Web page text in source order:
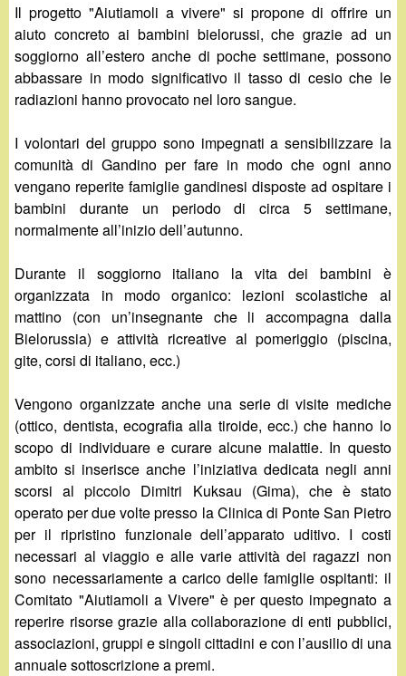
Il progetto "Aiutiamoli a vivere" si propone di offrire un
aiuto concreto ai bambini bielorussi, che grazie ad un
soggiorno all’estero anche di poche settimane, possono
abbassare in modo significativo il tasso di cesio che le
radiazioni hanno provocato nel loro sangue.
I volontari del gruppo sono impegnati a sensibilizzare la
comunità di Gandino per fare in modo che ogni anno
vengano reperite famiglie gandinesi disposte ad ospitare i
bambini durante un periodo di circa 5 settimane,
normalmente all’inizio dell’autunno.
Durante il soggiorno italiano la vita dei bambini è
organizzata in modo organico: lezioni scolastiche al
mattino (con un’insegnante che li accompagna dalla
Bielorussia) e attività ricreative al pomeriggio (piscina,
gite, corsi di italiano, ecc.)
Vengono organizzate anche una serie di visite mediche
(ottico, dentista, ecografia alla tiroide, ecc.) che hanno lo
scopo di individuare e curare alcune malattie. In questo
ambito si inserisce anche l’iniziativa dedicata negli anni
scorsi al piccolo Dimitri Kuksau (Gima), che è stato
operato per due volte presso la Clinica di Ponte San Pietro
per il ripristino funzionale dell’apparato uditivo. I costi
necessari al viaggio e alle varie attività dei ragazzi non
sono necessariamente a carico delle famiglie ospitanti: il
Comitato "Aiutiamoli a Vivere" è per questo impegnato a
reperire risorse grazie alla collaborazione di enti pubblici,
associazioni, gruppi e singoli cittadini e con l’ausilio di una
annuale sottoscrizione a premi.